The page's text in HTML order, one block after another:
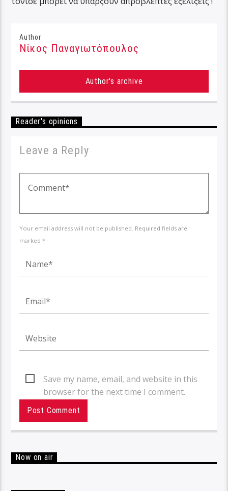
Author
Νίκος Παναγιωτόπουλος
Author's archive
Reader's opinions
Leave a Reply
Your email address will not be published. Required fields are
marked *
Save my name, email, and website in this
browser for the next time I comment.
Now on air